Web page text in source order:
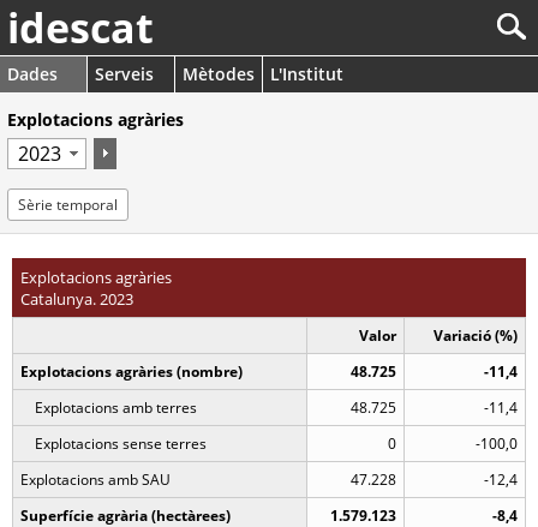
idescat
Dades Serveis Mètodes
L'Institut
Explotacions agràries
Sèrie temporal
Explotacions agràries
Catalunya. 2023
Valor
Variació (%)
Explotacions agràries (nombre)
48.725
-11,4
Explotacions amb terres
48.725
-11,4
Explotacions sense terres
0
-100,0
Explotacions amb SAU
47.228
-12,4
Superfície agrària (hectàrees)
1.579.123
-8,4